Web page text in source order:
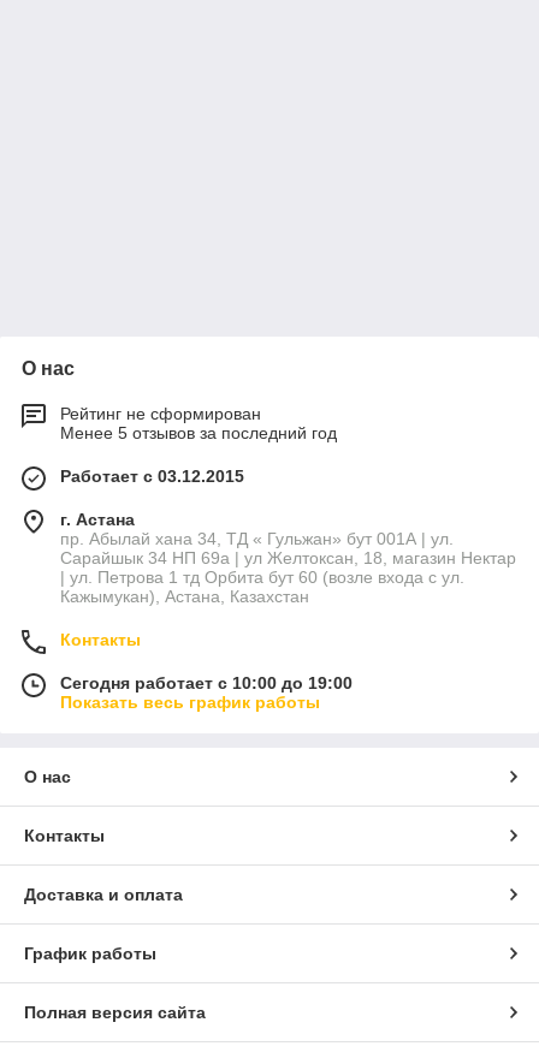
О нас
Рейтинг не сформирован
Менее 5 отзывов за последний год
Работает с 03.12.2015
г. Астана
пр. Абылай хана 34, ТД « Гульжан» бут 001А | ул.
Сарайшык 34 НП 69а | ул Желтоксан, 18, магазин Нектар
| ул. Петрова 1 тд Орбита бут 60 (возле входа с ул.
Кажымукан), Астана, Казахстан
Контакты
Сегодня работает с 10:00 до 19:00
Показать весь график работы
О нас
Контакты
Доставка и оплата
График работы
Полная версия сайта